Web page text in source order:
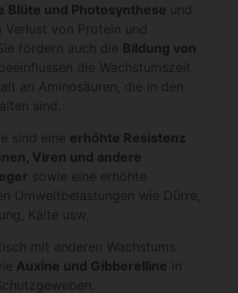
Blüte und Photosynthese und
Verlust von Protein und
fördern auch die Bildung von
die Wachstumszeit
an Aminosäuren, die in den
sind.
sind eine erhöhte Resistenz
Viren und andere
sowie eine erhöhte
Umweltbelastungen wie Dürre,
Kälte usw.
mit anderen Wachstums
Auxine und Gibberelline in